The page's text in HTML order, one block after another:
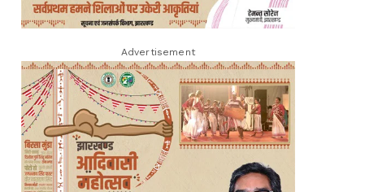
Advertisement